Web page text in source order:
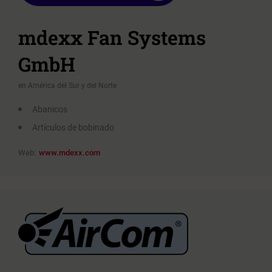
mdexx Fan Systems
GmbH
en América del Sur y del Norte
Abanicos
Artículos de bobinado
Web: www.mdexx.com